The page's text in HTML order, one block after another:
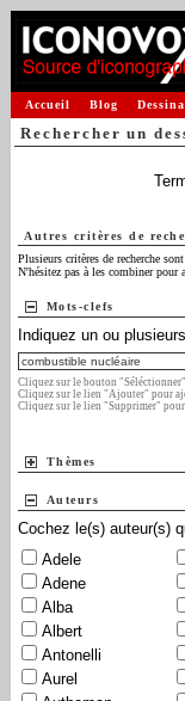
Accueil Blog
Rechercher un
Autres critères de
Plusieurs critères de recherche
N'hésitez pas à les combiner pour
Mots-clefs
Indiquez un ou
Cliquez sur le bouton
Cliquez sur le lien "Ajouter" pour
Cliquez sur le lien "Supprimer" pour
Thèmes
Auteurs
Cochez le(s) auteur(s)
Adele
Adene
Alba
Albert
Antonelli
Aurel